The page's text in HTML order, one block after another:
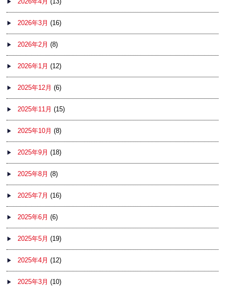
2026年3月 (16)
2026年2月 (8)
2026年1月 (12)
2025年12月 (6)
2025年11月 (15)
2025年10月 (8)
2025年9月 (18)
2025年8月 (8)
2025年7月 (16)
2025年6月 (6)
2025年5月 (19)
2025年4月 (12)
2025年3月 (10)